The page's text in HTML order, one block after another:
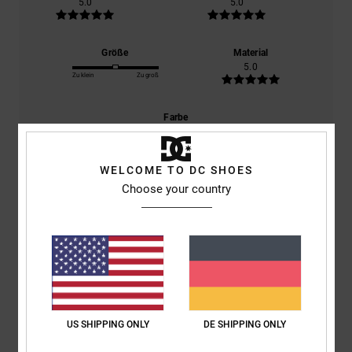
5.0 5.0
Größe
Zu klein Zu groß
Material
5.0
Farbe
5.0
5
22. Mai 2026
Original anzeigen - Dutch
WELCOME TO DC SHOES
Choose your country
US SHIPPING ONLY DE SHIPPING ONLY